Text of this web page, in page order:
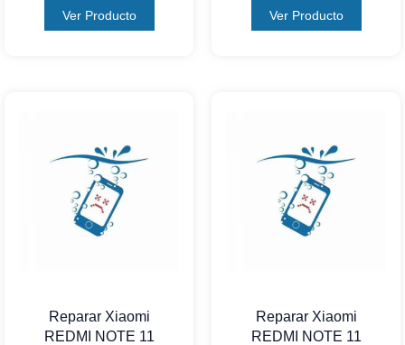
Ver Producto Ver Producto
Reparar Xiaomi
REDMI NOTE 11
Reparar Xiaomi
REDMI NOTE 11